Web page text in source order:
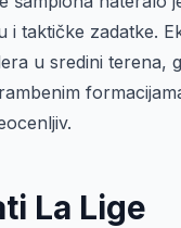
i taktičke zadatke.
u sredini terena,
La Lige